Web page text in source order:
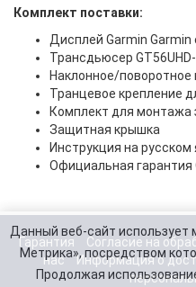
Комплект поставки:
Дисплей Garmin Garmin
Трансдьюсер
Наклонное/поворотное
Транцевое крепление
Комплект для монтажа
Защитная крышка
Инструкция на русском
Официальная гарантия
Гарантия Согласие на
нас
Информация о
Данный веб-сайт использует
Метрика», посредством
Продолжая